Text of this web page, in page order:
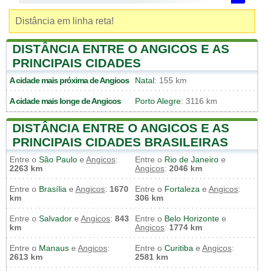
Distância em linha reta!
DISTÂNCIA ENTRE O ANGICOS E AS
PRINCIPAIS CIDADES
A cidade mais próxima deAngicos Natal : 155 km
A cidade mais longe deAngicos Porto Alegre: 3116 km
DISTÂNCIA ENTRE O ANGICOS E AS
PRINCIPAIS CIDADES BRASILEIRAS
Entre o São Paulo e Angicos:
2263 km
Entre o Rio de Janeiro e
Angicos: 2046 km
Entre o Brasília e Angicos: 1670
km
Entre o Fortaleza e Angicos:
306 km
Entre o Salvador e Angicos: 843
km
Entre o Belo Horizonte e
Angicos: 1774 km
Entre o Manaus e Angicos:
2613 km
Entre o Curitiba e Angicos:
2581 km